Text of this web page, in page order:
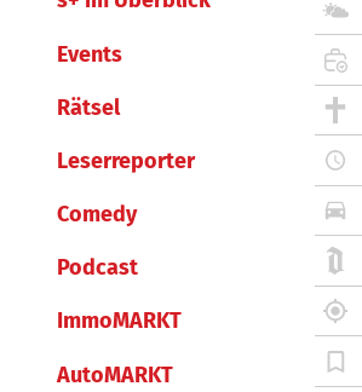
Events
Rätsel
Leserreporter
Comedy
Podcast
ImmoMARKT
AutoMARKT